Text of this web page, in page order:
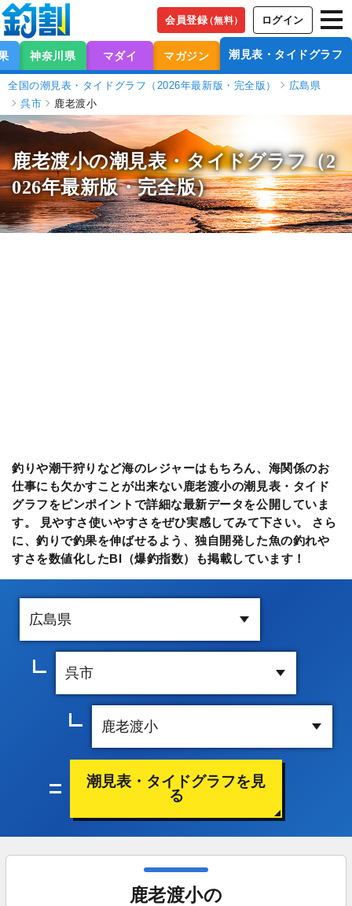
会員登録（無料） ログイン
神奈川県 マダイ マガジン 潮見表・タイドグラフ
全国の潮見表・タイドグラフ（2026年最新版・完全版）
広島県
呉市
鹿老渡小
鹿老渡小の潮見表・タイドグラフ（2
026年最新版・完全版）
釣りや潮干狩りなど海のレジャーはもちろん、海関係のお
仕事にも欠かすことが出来ない鹿老渡小の潮見表・タイド
グラフをピンポイントで詳細な最新データを公開していま
す。 見やすさ使いやすさをぜひ実感してみて下さい。 さら
に、釣りで釣果を伸ばせるよう、独自開発した魚の釣れや
すさを数値化したBI（爆釣指数）も掲載しています！
潮見表・タイドグラフを見
る
鹿老渡小の